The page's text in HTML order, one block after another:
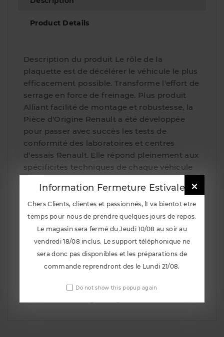
Product Details
Description du produit Le rôle de la
plaquette est de décélérer le véhicule le plus
efficacement possible. Transforme l'effort de
serrage en force de freinage. Plus produit
Alliant facilité de montage et robustesse, la
Pièce d'Origine Renault a été développée
pour passer avec succès les tests de
conformité des laboratoires et centres
d'essais Renault. Elle répond pleinement aux
spécificités techniques de chaque véhicule
assure résistance et longévité.
Caractéristiques techniques light Gravage
indiquant la qualité des matériaux. Matériaux
de friction garantissant une excellente
fiabilité. Présence d'un anti bruit adapté à
chaque véhicule. Présence des accessoires
si necessaire (vis, témoins d'usure)
distances d'arrêts plus courtes. meilleur

Information Fermeture Estivale
Chers Clients, clientes et passionnés, lI va bientot etre
temps pour nous de prendre quelques jours de repos.
Le magasin sera fermé du Jeudi 10/08 au soir au
vendredi 18/08 inclus. Le support téléphonique ne
sera donc pas disponibles et les préparations de
commande reprendront des le Lundi 21/08.
Do not show this popup again